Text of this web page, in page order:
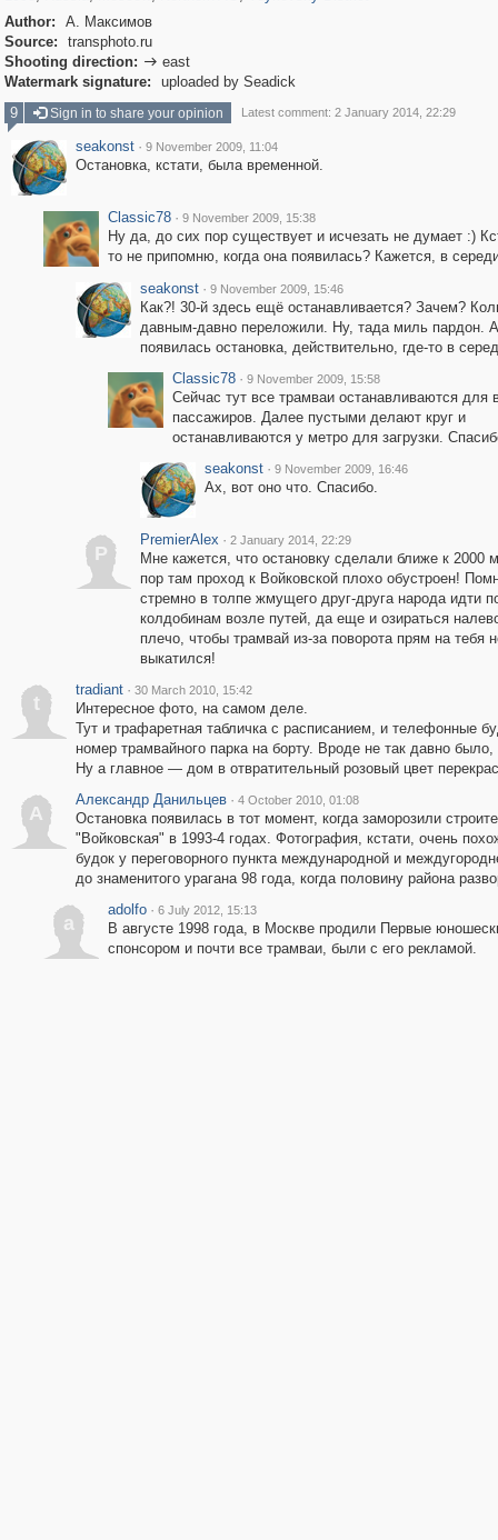
Author:
А. Максимов
Source:
transphoto.ru
Shooting direction:  east
Watermark signature:
uploaded by Seadick
9
Sign in to share your opinion Latest comment: 2 January 2014, 22:29
seakonst · 9 November 2009, 11:04
Остановка, кстати, была временной.
Classic78 · 9 November 2009, 15:38
Ну да, до сих пор существует и исчезать не думает :)
то не припомню, когда она появилась? Кажется, в
seakonst · 9 November 2009, 15:46
Как?! 30-й здесь ещё останавливается? Зачем?
давным-давно переложили. Ну, тада миль пардон. А
появилась остановка, действительно, где-то в
Classic78 · 9 November 2009, 15:58
Сейчас тут все трамваи останавливаются для
пассажиров. Далее пустыми делают круг и
останавливаются у метро для загрузки.
seakonst · 9 November 2009, 16:46
Ах, вот оно что. Спасибо.
P
PremierAlex · 2 January 2014, 22:29
Мне кажется, что остановку сделали ближе к 2000
пор там проход к Войковской плохо обустроен!
стремно в толпе жмущего друг-друга народа идти
колдобинам возле путей, да еще и озираться
плечо, чтобы трамвай из-за поворота прям на тебя
выкатился!
t
tradiant · 30 March 2010, 15:42
Интересное фото, на самом деле.
Тут и трафаретная табличка с расписанием, и телефонные
номер трамвайного парка на борту. Вроде не так давно было,
Ну а главное — дом в отвратительный розовый цвет
А
Александр Данильцев · 4 October 2010, 01:08
Остановка появилась в тот момент, когда заморозили
"Войковская" в 1993-4 годах. Фотография, кстати, очень
будок у переговорного пункта международной и
до знаменитого урагана 98 года, когда половину района
a
adolfo · 6 July 2012, 15:13
В августе 1998 года, в Москве продили Первые
спонсором и почти все трамваи, были с его рекламой.